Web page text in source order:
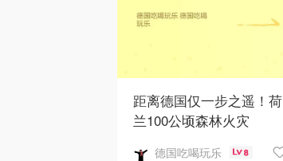
距离德国仅一步之遥！荷
兰100公顷森林火灾
德国吃喝玩乐 8